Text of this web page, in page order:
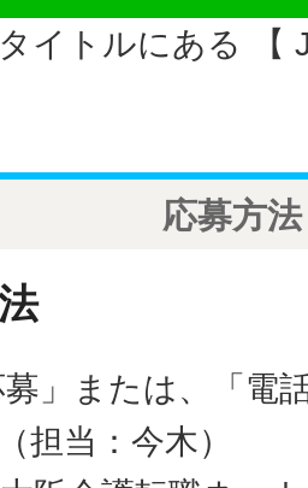
イトルにある 【
応募方法
募」または、「電
担当：今木）